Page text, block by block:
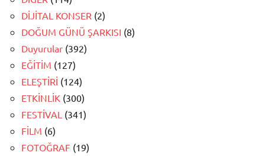
DİJİTAL KONSER (2)
DOĞUM GÜNÜ ŞARKISI (8)
Duyurular (392)
EĞİTİM (127)
ELEŞTİRİ (124)
ETKİNLİK (300)
FESTİVAL (341)
FİLM (6)
FOTOĞRAF (19)